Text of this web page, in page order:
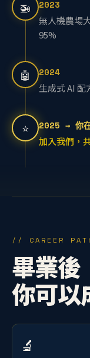
🚁
2023
無人機農場
95%
🤖
2024
生成式 AI 配
⭐
2025 → 你
加入我們，
// CAREER
畢業後
你可以
🔬